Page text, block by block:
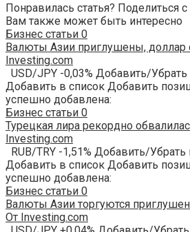
Понравилась статья? Поделиться
Вам также может быть интересно
Бизнес статьи 0
Валюты Азии приглушены, доллар
Investing.com
USD/JPY -0,03% Добавить/Убрать
Добавить в список Добавить
успешно добавлена:
Бизнес статьи 0
Турецкая лира рекордно
Investing.com
RUB/TRY -1,51% Добавить/Убрать
Добавить в список Добавить
успешно добавлена:
Бизнес статьи 0
Валюты Азии торгуются
От Investing.com